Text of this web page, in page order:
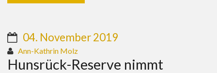
04. November 2019
Ann-Kathrin Molz
Hunsrück-Reserve nimmt